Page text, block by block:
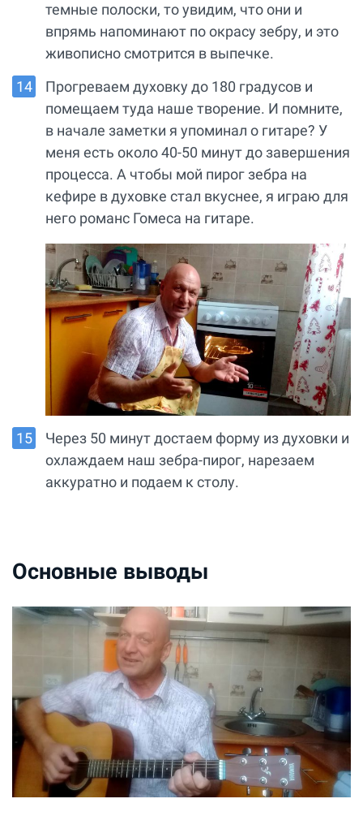
темные полоски, то увидим, что они и
впрямь напоминают по окрасу зебру, и это
живописно смотрится в выпечке.
Прогреваем духовку до 180 градусов и
помещаем туда наше творение. И помните,
в начале заметки я упоминал о гитаре? У
меня есть около 40-50 минут до завершения
процесса. А чтобы мой пирог зебра на
кефире в духовке стал вкуснее, я играю для
него романс Гомеса на гитаре.
Через 50 минут достаем форму из духовки и
охлаждаем наш зебра-пирог, нарезаем
аккуратно и подаем к столу.
Основные выводы